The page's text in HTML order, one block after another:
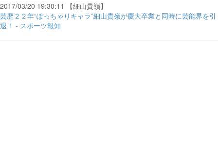
2017/03/20 19:30:11 【細山貴嶺】
芸歴２２年“ぽっちゃりキャラ”細山貴嶺が慶大卒業と同時に芸能界を引
退！ - スポーツ報知